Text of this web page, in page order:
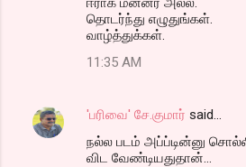
தொடர்ந்து எழுதுங்கள்.
வாழ்த்துக்கள்.
11:35 AM
'பரிவை' சே.குமார் said…
நல்ல படம் அப்ப்டின்னு
விட வேண்டியதுதான்...